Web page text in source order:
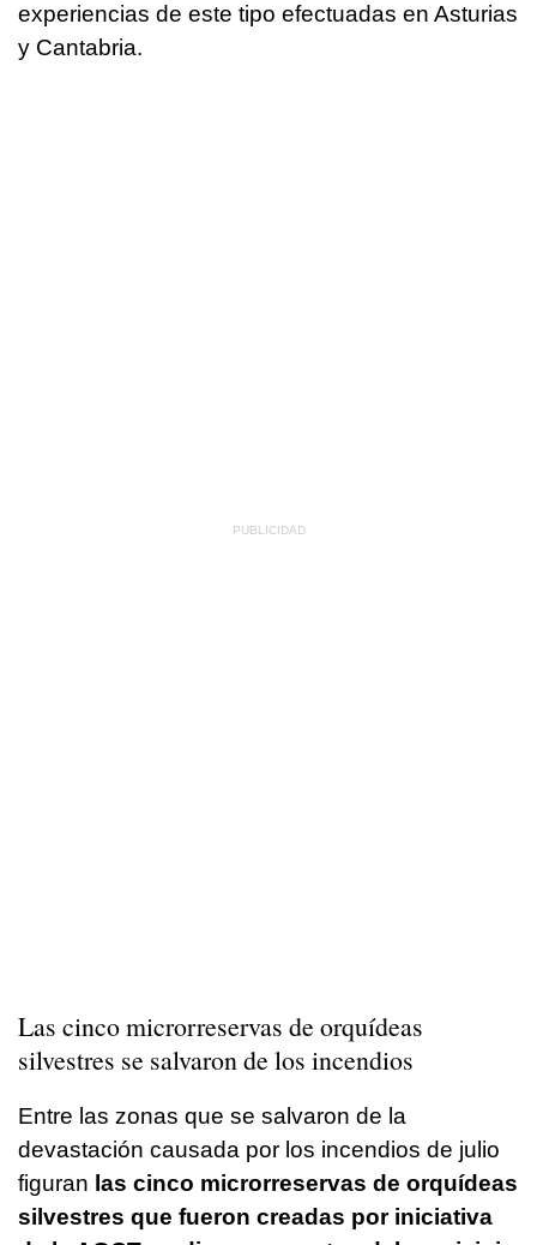
experiencias de este tipo efectuadas en Asturias
y Cantabria.
Las cinco microrreservas de orquídeas
silvestres se salvaron de los incendios
Entre las zonas que se salvaron de la
devastación causada por los incendios de julio
figuran las cinco microrreservas de orquídeas
silvestres que fueron creadas por iniciativa